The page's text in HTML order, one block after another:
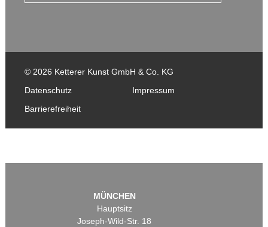
© 2026 Ketterer Kunst GmbH & Co. KG
Datenschutz
Impressum
Barrierefreiheit
MÜNCHEN
Hauptsitz
Joseph-Wild-Str. 18